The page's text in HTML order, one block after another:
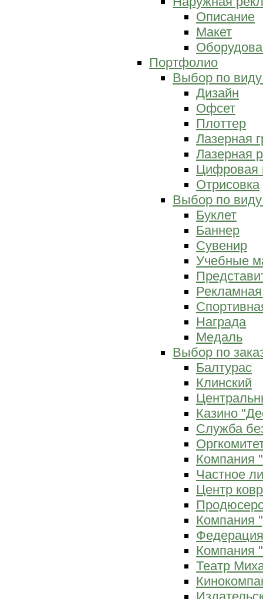
Описание
Макет
Портфолио
Выбор по
Дизайн
Офсет
Плоттер
Лазерная
Лазерная
Цифровая
Отрисовка
Выбор по
Буклет
Баннер
Сувенир
Учебные
Награда
Медаль
Выбор по
Балтурас
Клинский
Казино
Служба
Компания
Частное
Центр
Компания
Компания
Театр